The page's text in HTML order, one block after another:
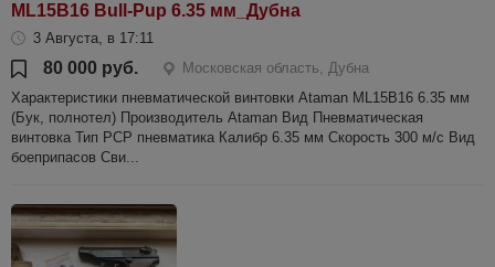
ML15B16 Bull-Pup 6.35 мм_Дубна
3 Августа, в 17:11
80 000 руб.
Московская область, Дубна
Характеристики пневматической винтовки Ataman ML15B16 6.35 мм
(Бук, полнотел) Производитель Ataman Вид Пневматическая
винтовка Тип PCP пневматика Калибр 6.35 мм Скорость 300 м/с Вид
боеприпасов Сви...